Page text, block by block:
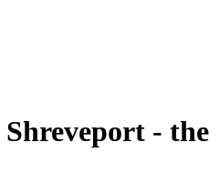
Shreveport - the